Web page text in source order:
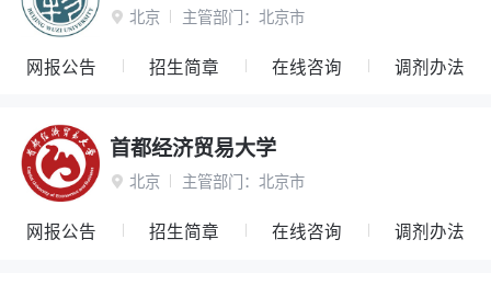
 北京 主管部门： 北京市
网报公告 招生简章 在线咨询 调剂办法
首都经济贸易大学
 北京 主管部门： 北京市
网报公告 招生简章 在线咨询 调剂办法